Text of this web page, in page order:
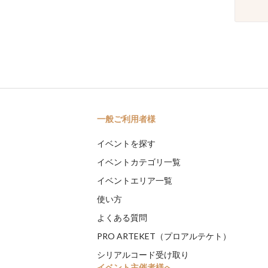
一般ご利用者様
イベントを探す
イベントカテゴリ一覧
イベントエリア一覧
使い方
よくある質問
PRO ARTEKET（プロアルテケト）
シリアルコード受け取り